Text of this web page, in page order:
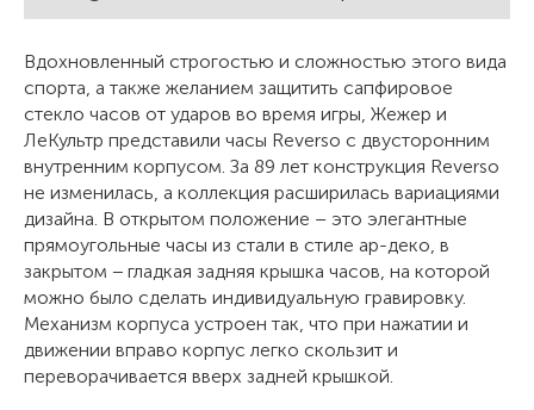
Вдохновленный строгостью и сложностью этого вида
спорта, а также желанием защитить сапфировое
стекло часов от ударов во время игры, Жежер и
ЛеКультр представили часы Reverso с двусторонним
внутренним корпусом. За 89 лет конструкция Reverso
не изменилась, а коллекция расширилась вариациями
дизайна. В открытом положение – это элегантные
прямоугольные часы из стали в стиле ар-деко, в
закрытом − гладкая задняя крышка часов, на которой
можно было сделать индивидуальную гравировку.
Механизм корпуса устроен так, что при нажатии и
движении вправо корпус легко скользит и
переворачивается вверх задней крышкой.